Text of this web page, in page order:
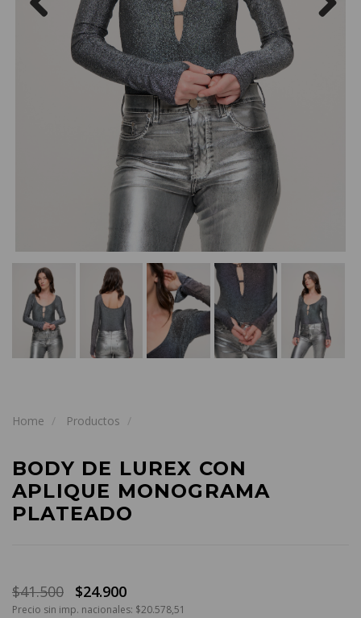
Home Productos
BODY DE LUREX CON
APLIQUE MONOGRAMA
PLATEADO
$41.500 $24.900
Precio sin imp. nacionales: $20.578,51